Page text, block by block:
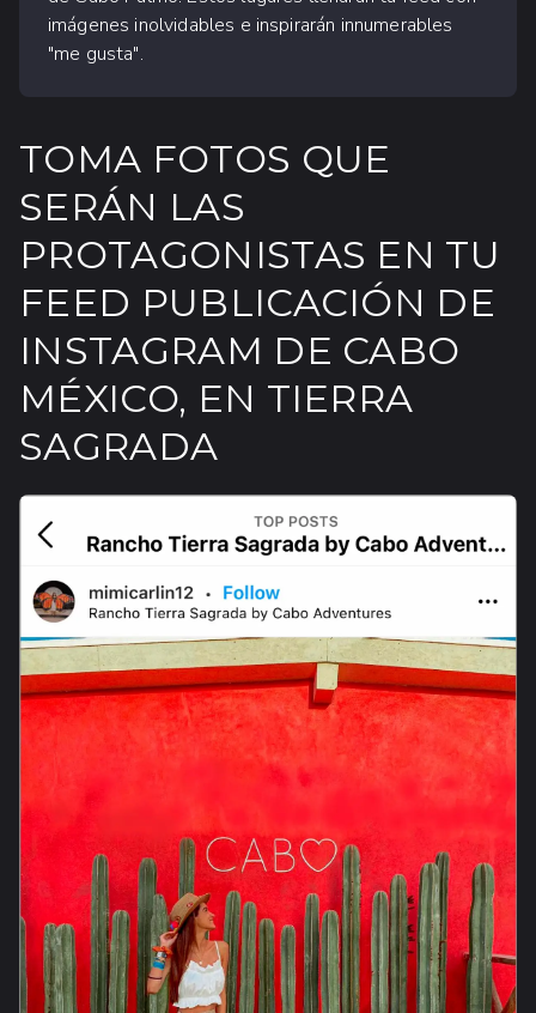
imágenes inolvidables e inspirarán innumerables
"me gusta".
TOMA FOTOS QUE
SERÁN LAS
PROTAGONISTAS EN TU
FEED PUBLICACIÓN DE
INSTAGRAM DE CABO
MÉXICO, EN TIERRA
SAGRADA